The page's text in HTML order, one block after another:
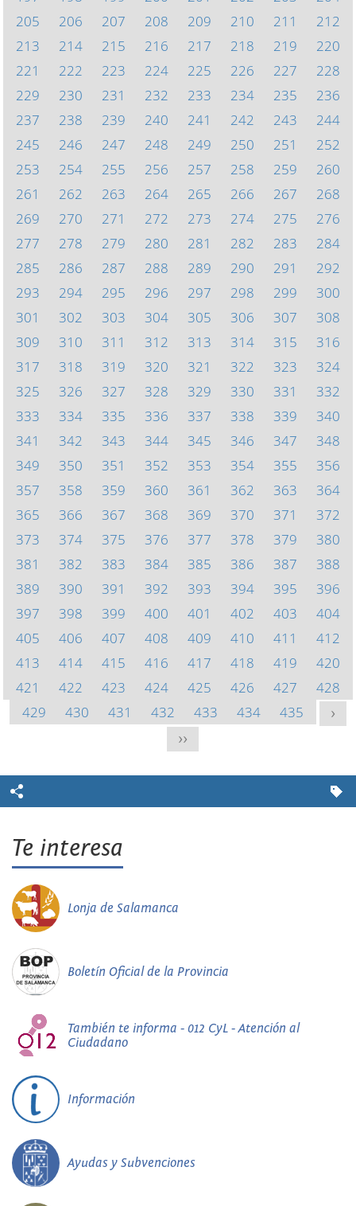
205
206 207 208 209 210 211
212
213
214 215 216 217 218 219
220
221
222 223 224 225 226 227
228
229
230 231 232 233 234 235
236
237
238 239 240 241 242 243
244
245
246 247 248 249 250 251
252
253
254 255 256 257 258 259
260
261
262 263 264 265 266 267
268
269
270 271 272 273 274 275
276
277
278 279 280 281 282 283
284
285
286 287 288 289 290 291
292
293
294 295 296 297 298 299
300
301
302 303 304 305 306 307
308
309
310 311 312 313 314 315
316
317
318 319 320 321 322 323
324
325
326 327 328 329 330 331
332
333
334 335 336 337 338 339
340
341
342 343 344 345 346 347
348
349
350 351 352 353 354 355
356
357
358 359 360 361 362 363
364
365
366 367 368 369 370 371
372
373
374 375 376 377 378 379
380
381
382 383 384 385 386 387
388
389
390 391 392 393 394 395
396
397
398 399 400 401 402 403
404
405
406 407 408 409 410 411
412
413
414 415 416 417 418 419
420
421
422 423 424 425 426 427
428
429
430 431 432 433 434 435
>
>>
Te interesa
Lonja de Salamanca
Boletín Oficial de la Provincia
También te informa - 012 CyL - Atención al
Ciudadano
Información
Ayudas y Subvenciones